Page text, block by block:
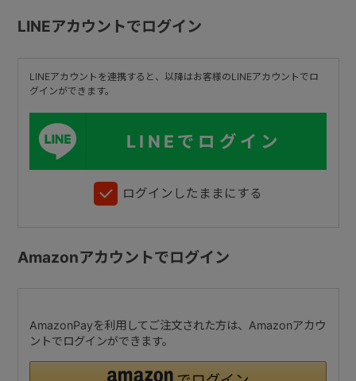
LINEアカウントでログイン
LINEアカウントを連携すると、以降はお客様のLINEアカウントでロ
グインができます。
LINEでログイン
ログインしたままにする
Amazonアカウントでログイン
AmazonPayを利用してご注文された方は、Amazonアカウ
ントでログインができます。